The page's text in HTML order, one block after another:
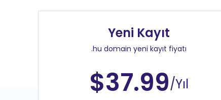
Yeni Kayıt
.hu domain yeni kayıt fiyatı
$37.99/Yıl